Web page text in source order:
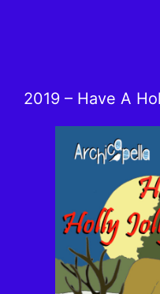
2019 – Have A